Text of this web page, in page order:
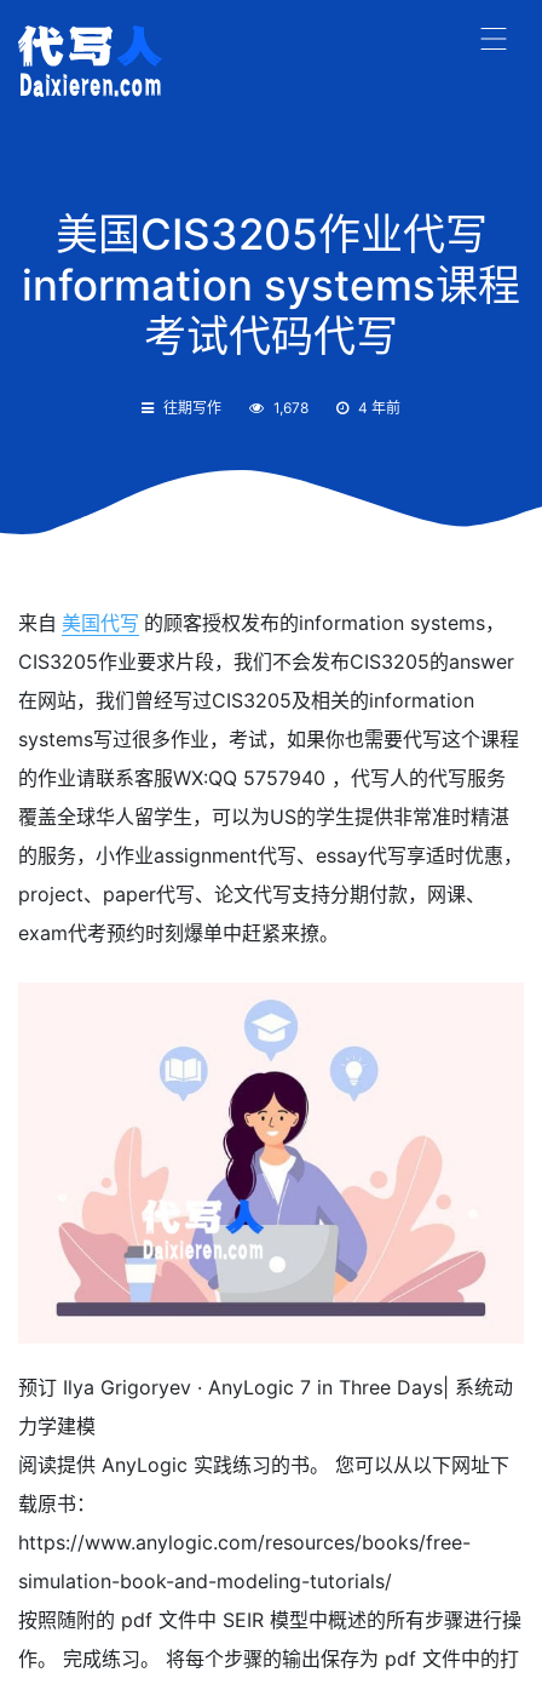
美国CIS3205作业代写
information systems课程
考试代码代写
往期写作 1,678 4 年前
来自 美国代写 的顾客授权发布的information systems，
CIS3205作业要求片段，我们不会发布CIS3205的answer
在网站，我们曾经写过CIS3205及相关的information
systems写过很多作业，考试，如果你也需要代写这个课程
的作业请联系客服WX:QQ 5757940 ，代写人的代写服务
覆盖全球华人留学生，可以为US的学生提供非常准时精湛
的服务，小作业assignment代写、essay代写享适时优惠，
project、paper代写、论文代写支持分期付款，网课、
exam代考预约时刻爆单中赶紧来撩。
预订 Ilya Grigoryev · AnyLogic 7 in Three Days| 系统动
力学建模
阅读提供 AnyLogic 实践练习的书。 您可以从以下网址下
载原书：
https://www.anylogic.com/resources/books/free-
simulation-book-and-modeling-tutorials/
按照随附的 pdf 文件中 SEIR 模型中概述的所有步骤进行操
作。 完成练习。 将每个步骤的输出保存为 pdf 文件中的打